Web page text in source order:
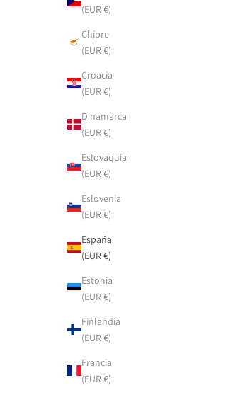
(EUR €)
Chipre
(EUR €)
Croacia
(EUR €)
Dinamarca
(EUR €)
Eslovaquia
(EUR €)
Eslovenia
(EUR €)
España
(EUR €)
Estonia
(EUR €)
Finlandia
(EUR €)
Francia
(EUR €)